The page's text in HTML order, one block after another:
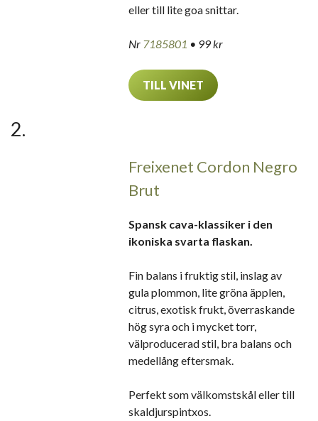
eller till lite goa snittar.
Nr 7185801 • 99 kr
TILL VINET
2.
Freixenet Cordon Negro
Brut
Spansk cava-klassiker i den
ikoniska svarta flaskan.
Fin balans i fruktig stil, inslag av
gula plommon, lite gröna äpplen,
citrus, exotisk frukt, överraskande
hög syra och i mycket torr,
välproducerad stil, bra balans och
medellång eftersmak.
Perfekt som välkomstskål eller till
skaldjurspintxos.